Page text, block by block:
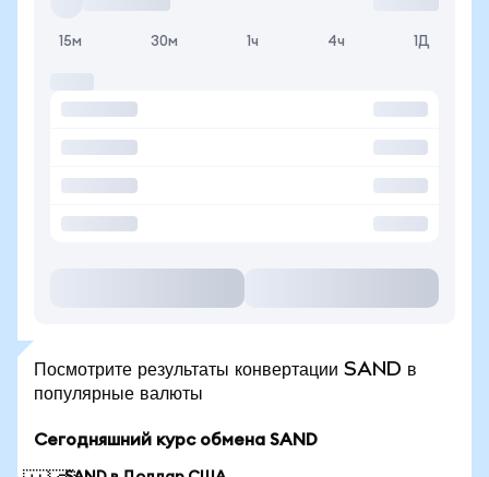
15м 30м 1ч 4ч 1Д
Посмотрите результаты конвертации SAND в
популярные валюты
Сегодняшний курс обмена SAND